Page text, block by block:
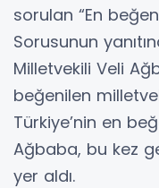
sorulan “En
Sorusunun
Milletvekili Veli
beğenilen
Türkiye’nin en
Ağbaba, bu kez
yer aldı.